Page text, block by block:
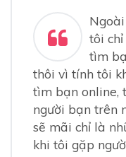
tôi
tìm
thôi vì tính tôi
tìm bạn online,
người bạn trên
sẽ mãi chỉ là
khi tôi gặp